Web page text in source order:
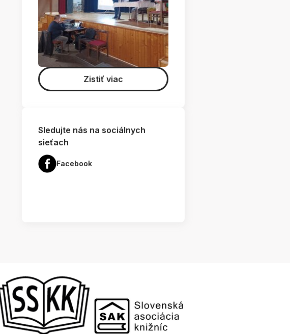
Zistiť viac
Sledujte nás na sociálnych
sieťach
Facebook